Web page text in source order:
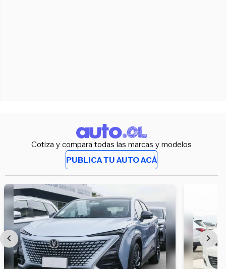
Cotiza y compara todas las marcas y modelos
PUBLICA TU AUTO ACÁ